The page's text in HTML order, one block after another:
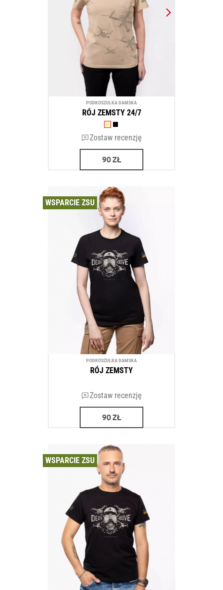
PODKOSZULKA DAMSKA
RÓJ ZEMSTY 24/7
Zostaw recenzję
90ZŁ
WSPARCIE ZSU
PODKOSZULKA DAMSKA
RÓJ ZEMSTY
Zostaw recenzję
90ZŁ
WSPARCIE ZSU